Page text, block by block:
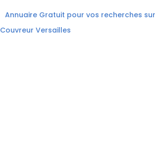
Annuaire Gratuit pour vos recherches
Couvreur Versailles